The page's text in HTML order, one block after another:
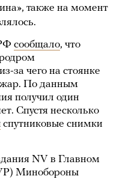
также на момент
сообщало, что
за чего на стоянке
По данным
получил один
Спустя несколько
спутниковые снимки
NV в Главном
Минобороны